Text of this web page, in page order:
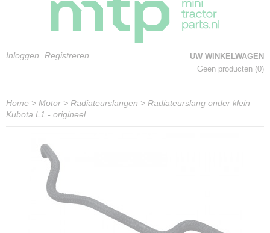
Inloggen Registreren
UW WINKELWAGEN
Geen producten (0)
Home > Motor > Radiateurslangen > Radiateurslang onder klein
Kubota L1 - origineel